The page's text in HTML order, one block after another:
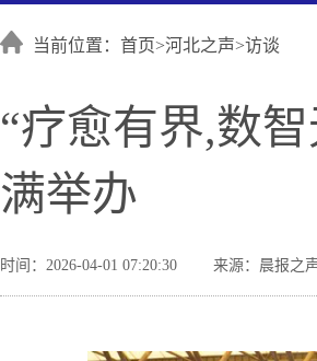
当前位置：首页>河北之声>访谈
“疗愈有界,数
满举办
时间：2026-04-01 07:20:30 来源：晨报之